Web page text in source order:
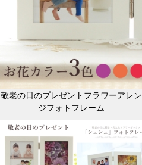
敬老の日のプレゼントフラワーアレン
ジフォトフレーム